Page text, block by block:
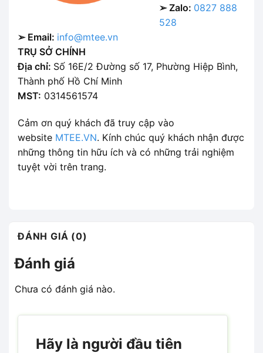
➢ Zalo: 0827 888
528
➢ Email: info@mtee.vn
TRỤ SỞ CHÍNH
Địa chỉ: Số 16E/2 Đường số 17, Phường Hiệp Bình,
Thành phố Hồ Chí Minh
MST: 0314561574
Cảm ơn quý khách đã truy cập vào
website MTEE.VN. Kính chúc quý khách nhận được
những thông tin hữu ích và có những trải nghiệm
tuyệt vời trên trang.
ĐÁNH GIÁ (0)
Đánh giá
Chưa có đánh giá nào.
Hãy là người đầu tiên